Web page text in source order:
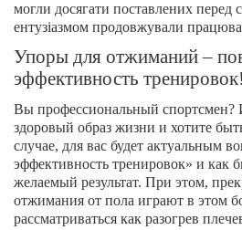
могли досягати поставлених перед
ентузіазмом продовжували
Упоры для отжиманий –
эффективность тренировок!
Вы профессиональный спортсмен?
здоровый образ жизни и хотите
случае, для вас будет актуальным
эффективность тренировок» и как
желаемый результат. При этом,
отжимания от пола играют в этом
рассматриваться как разогрев